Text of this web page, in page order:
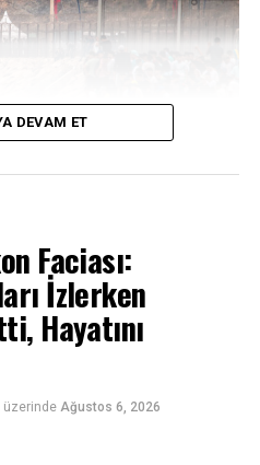
Kuzey
on binlerce göçmenin akın
yüzerek, çitleri
göçmenlerin dramı,
fitilini ateşlerken,
diplomatik
DEVAM ET
Faciası:
İzlerken
Hayatını
üzerinde Ağustos 6, 2026